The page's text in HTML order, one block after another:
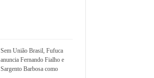
Sem União Brasil, Fufuca
anuncia Fernando Fialho e
Sargento Barbosa como